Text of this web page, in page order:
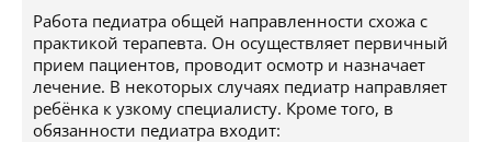
Работа педиатра общей направленности схожа с
практикой терапевта. Он осуществляет первичный
прием пациентов, проводит осмотр и назначает
лечение. В некоторых случаях педиатр направляет
ребёнка к узкому специалисту. Кроме того, в
обязанности педиатра входит: